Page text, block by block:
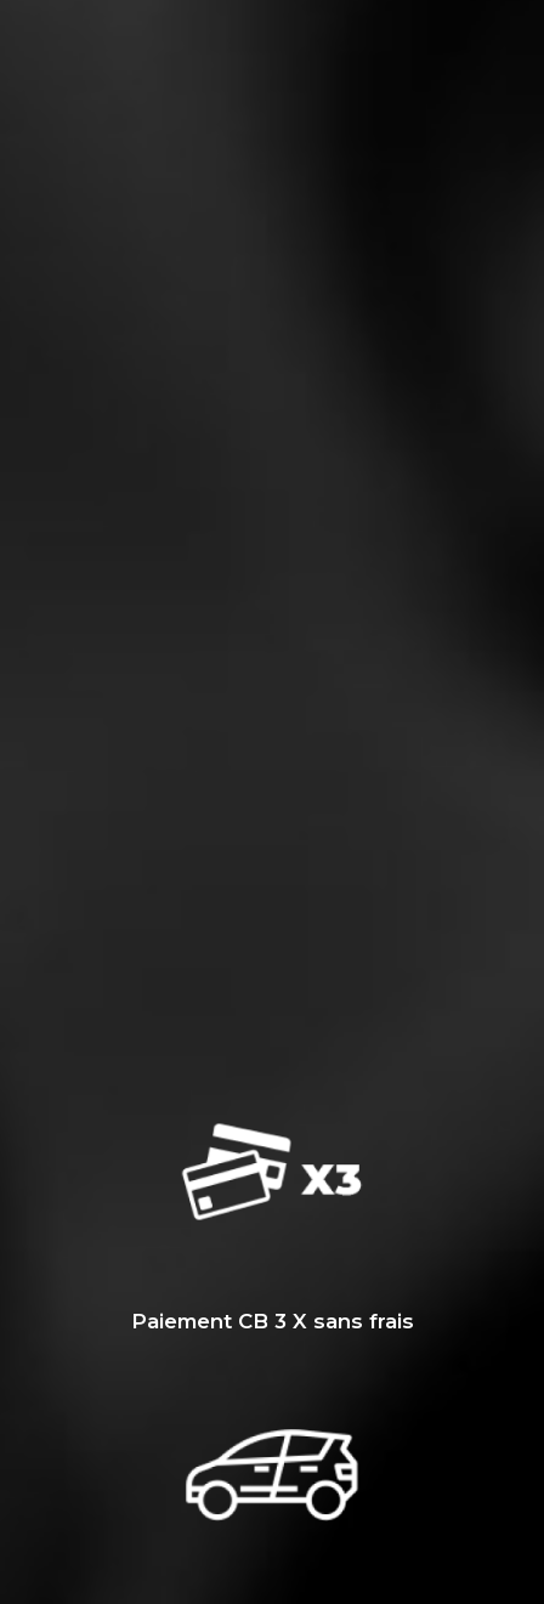
Paiement CB 3 X sans frais